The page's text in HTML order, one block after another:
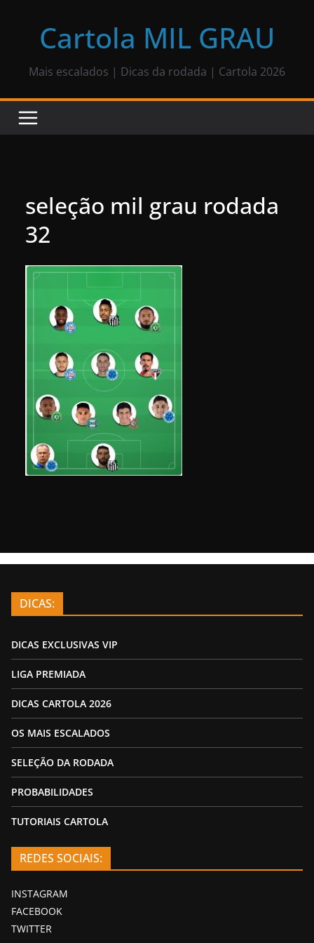
Cartola MIL GRAU
Mais escalados | Dicas da rodada | Cartola 2026
seleção mil grau rodada
32
DICAS:
DICAS EXCLUSIVAS VIP
LIGA PREMIADA
DICAS CARTOLA 2026
OS MAIS ESCALADOS
SELEÇÃO DA RODADA
PROBABILIDADES
TUTORIAIS CARTOLA
REDES SOCIAIS:
INSTAGRAM
FACEBOOK
TWITTER